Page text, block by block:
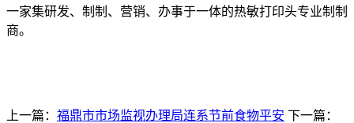
一家集研发、制制、营销、办事于一体的热敏打印头专业制制
商。
上一篇： 福鼎市市场监视办理局连系节前食物平安 下一篇：